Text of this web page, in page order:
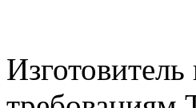
Изготовитель